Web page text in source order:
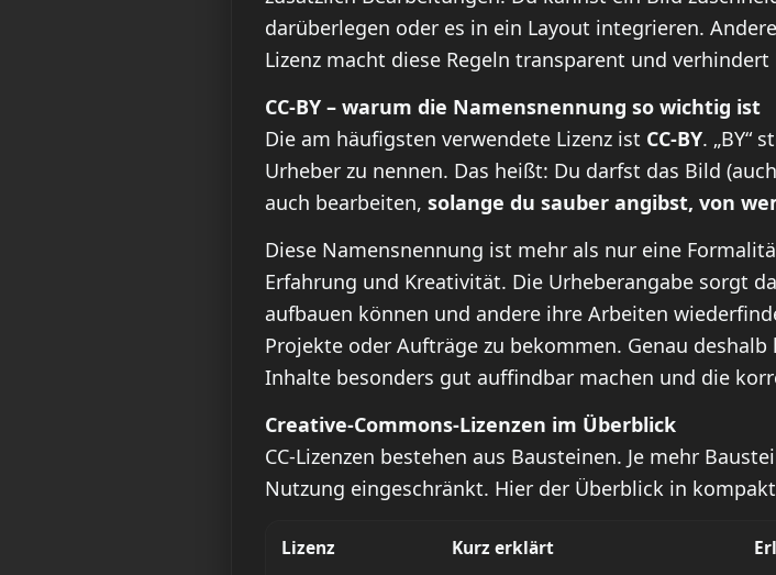
darüberlegen oder es in ein Layout integrieren.
Lizenz macht diese Regeln transparent und
CC-BY – warum die Namensnennung so wichtig ist
Die am häufigsten verwendete Lizenz ist CC-BY. „BY“
Urheber zu nennen. Das heißt: Du darfst das Bild
auch bearbeiten, solange du sauber angibst, von
Diese Namensnennung ist mehr als nur eine
Erfahrung und Kreativität. Die Urheberangabe sorgt
aufbauen können und andere ihre Arbeiten
Projekte oder Aufträge zu bekommen. Genau deshalb
Inhalte besonders gut auffindbar machen und die
Creative-Commons-Lizenzen im Überblick
CC-Lizenzen bestehen aus Bausteinen. Je mehr
Nutzung eingeschränkt. Hier der Überblick in
Lizenz Kurz erklärt